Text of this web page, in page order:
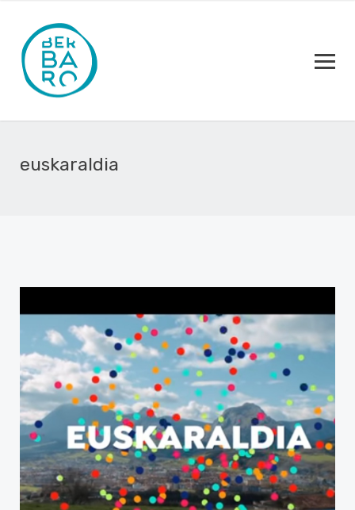
euskaraldia